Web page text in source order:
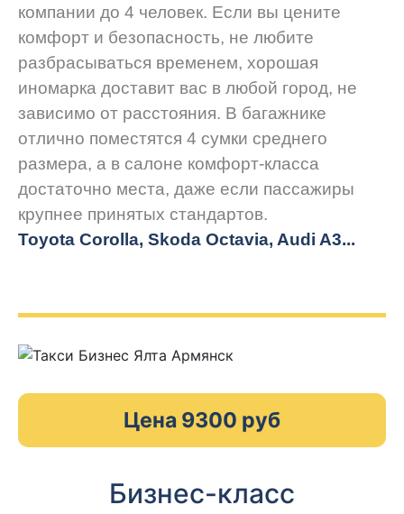
компании до 4 человек. Если вы цените
комфорт и безопасность, не любите
разбрасываться временем, хорошая
иномарка доставит вас в любой город, не
зависимо от расстояния. В багажнике
отлично поместятся 4 сумки среднего
размера, а в салоне комфорт-класса
достаточно места, даже если пассажиры
крупнее принятых стандартов.
Toyota Corolla, Skoda Octavia, Audi A3...
Цена 9300 руб
Бизнес-класс